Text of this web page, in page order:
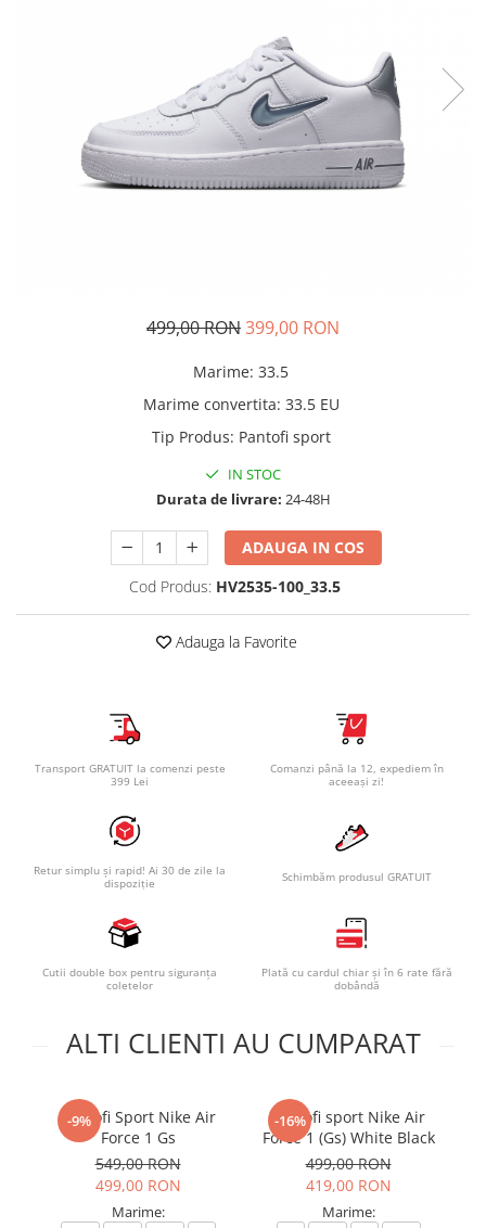
Pantaloni scurti Copii
Accesorii
Ingrijire incaltaminte
499,00 RON399,00 RON
Marime: 33.5
Marime convertita: 33.5 EU
Tip Produs: Pantofi sport
IN STOC
Durata de livrare: 24-48H
ADAUGA IN COS
Cod Produs: HV2535-100_33.5
Adauga la Favorite
Transport GRATUIT la comenzi peste
399 Lei
Comanzi până la 12, expediem în
aceeași zi!
Retur simplu și rapid! Ai 30 de zile la
dispoziție
Schimbăm produsul GRATUIT
Cutii double box pentru siguranța
coletelor
Plată cu cardul chiar și în 6 rate fără
dobândă
ALTI CLIENTI AU CUMPARAT
-9%
Pantofi Sport Nike Air
Force 1 Gs
549,00 RON
499,00 RON
Marime:
-16%
Pantofi sport Nike Air
Force 1 (Gs) White Black
499,00 RON
419,00 RON
Marime: